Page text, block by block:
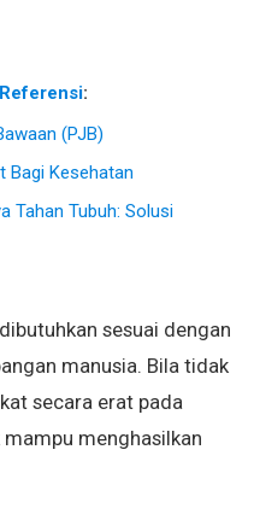
Referensi:
(PJB)
Bagi Kesehatan
Tahan Tubuh: Solusi
sesuai dengan
manusia. Bila tidak
secara erat pada
menghasilkan